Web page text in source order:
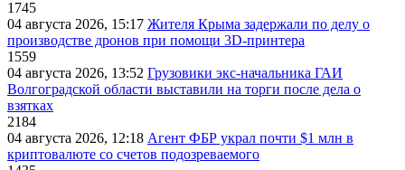
1745
04 августа 2026, 15:17 Жителя Крыма задержали по делу о
производстве дронов при помощи 3D‑принтера
1559
04 августа 2026, 13:52 Грузовики экс-начальника ГАИ
Волгоградской области выставили на торги после дела о
взятках
2184
04 августа 2026, 12:18 Агент ФБР украл почти $1 млн в
криптовалюте со счетов подозреваемого